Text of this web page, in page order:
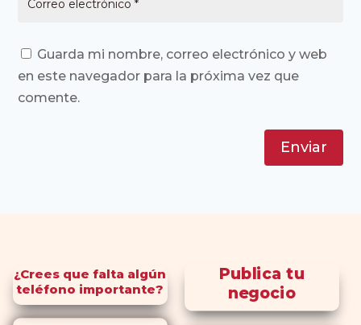
Guarda mi nombre, correo electrónico y web
en este navegador para la próxima vez que
comente.
Enviar
¿Crees que falta algún
teléfono importante?
Publica tu
negocio